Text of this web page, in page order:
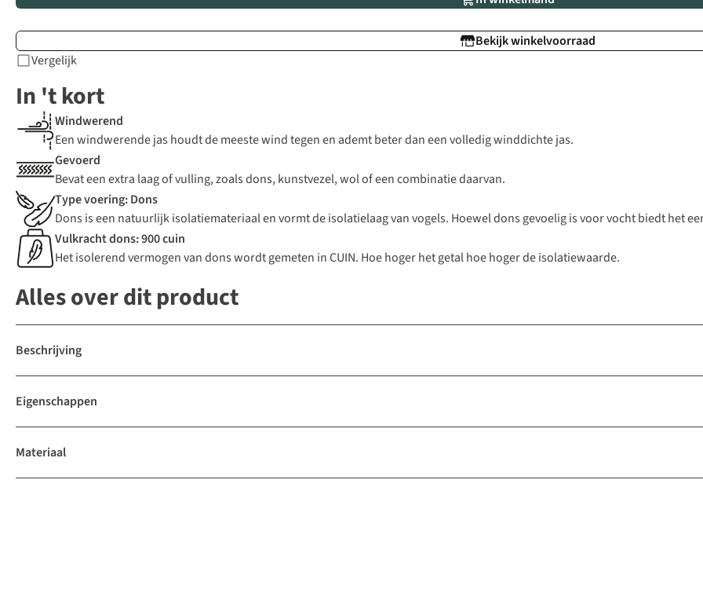
Bekijk winkelvoorraad
Vergelijk
In 't kort
Windwerend
Een windwerende jas houdt de meeste wind tegen en ademt beter dan een volledig winddichte jas.
Gevoerd
Bevat een extra laag of vulling, zoals dons, kunstvezel, wol of een combinatie daarvan.
Type voering: Dons
Dons is een natuurlijk isolatiemateriaal en vormt de isolatielaag van vogels. Hoewel dons gevoelig is voor vocht biedt het
Vulkracht dons: 900 cuin
Het isolerend vermogen van dons wordt gemeten in CUIN. Hoe hoger het getal hoe hoger de isolatiewaarde.
Alles over dit product
Beschrijving
Eigenschappen
Materiaal